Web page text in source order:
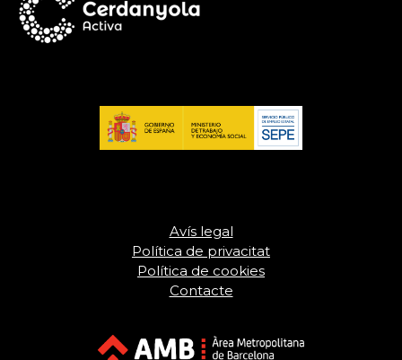
Avís legal
Política de privacitat
Política de cookies
Contacte